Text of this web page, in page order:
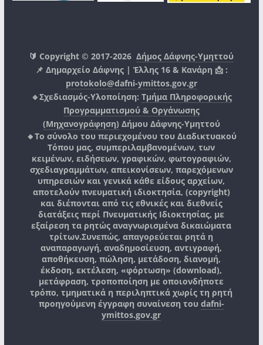
🔰 Copyright © 2017-2026Δήμος Δάφνης-Υμηττού
📌 Δημαρχείο Δάφνης | Έλλης 16 & Κανάρη 📩 :
protokolo@dafni-ymittos.gov.gr
🔹Σχεδιασμός-Υλοποίηση: Τμήμα Πληροφορικής
Προγραμματισμού & Οργάνωσης
(Μηχανογράφηση) Δήμου Δάφνης-Υμηττού
🔸Το σύνολο του περιεχομένου του Διαδικτυακού
Τόπου μας, συμπεριλαμβανομένων, των
κειμένων, ειδήσεων, γραφικών, φωτογραφιών,
σχεδιαγραμμάτων, απεικονίσεων, παρεχόμενων
υπηρεσιών και γενικά κάθε είδους αρχείων,
αποτελούν πνευματική ιδιοκτησία, (copyright)
και διέπονται από τις εθνικές και διεθνείς
διατάξεις περί Πνευματικής Ιδιοκτησίας, με
εξαίρεση τα ρητώς αναγνωρισμένα δικαιώματα
τρίτων.Συνεπώς, απαγορεύεται ρητά η
αναπαραγωγή, αναδημοσίευση, αντιγραφή,
αποθήκευση, πώληση, μετάδοση, διανομή,
έκδοση, εκτέλεση, «φόρτωση» (download),
μετάφραση, τροποποίηση με οποιονδήποτε
τρόπο, τμηματικά η περιληπτικά χωρίς τη ρητή
προηγούμενη έγγραφη συναίνεση του dafni-
ymittos.gov.gr